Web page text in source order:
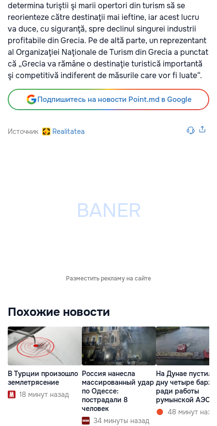
determina turiştii şi marii opertori din turism să se
reorienteze către destinaţii mai ieftine, iar acest lucru
va duce, cu siguranţă, spre declinul singurei industrii
profitabile din Grecia. Pe de altă parte, un reprezentant
al Organizaţiei Naţionale de Turism din Grecia a punctat
că „Grecia va rămâne o destinaţie turistică importantă
şi competitivă indiferent de măsurile care vor fi luate“.
Подпишитесь на новости Point.md в Google
Источник Realitatea
Разместить рекламу на сайте
Похожие новости
В Турции произошло
землетрясение
18 минут назад
Россия нанесла
массированный удар
по Одессе:
пострадали 8
человек
34 минуты назад
На Дунае
дну четыре
ради работы
румынской АЭС
48 минут